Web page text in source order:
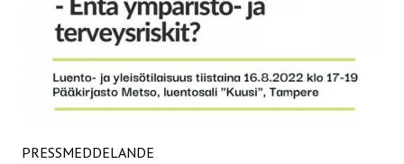
PRESSMEDDELANDE